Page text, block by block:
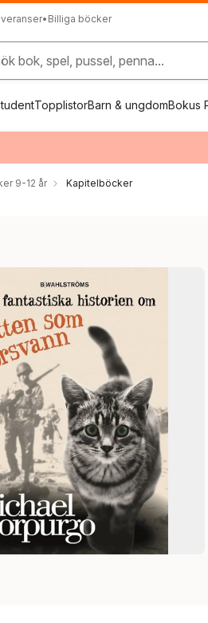
• Billiga böcker
bok, spel, pussel, penna...
TopplistorBarn & ungdomBokus
9-12 år Kapitelböcker